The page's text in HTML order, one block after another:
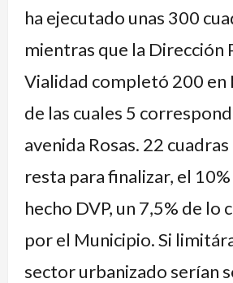
ha ejecutado unas 300
mientras que la Dirección
Vialidad completó 200 en
de las cuales 5
avenida Rosas. 22
resta para finalizar, el
hecho DVP, un 7,5% de lo
por el Municipio. Si
sector urbanizado serían